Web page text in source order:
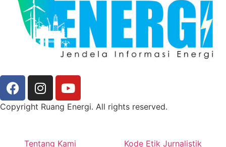
Copyright Ruang Energi. All rights reserved.
Tentang Kami Kode Etik Jurnalistik